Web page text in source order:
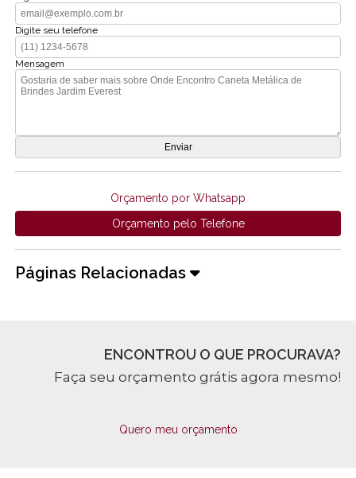
Digite seu telefone
Mensagem
Orçamento por Whatsapp
Orçamento pelo Telefone
Páginas Relacionadas
ENCONTROU O QUE PROCURAVA?
Faça seu orçamento grátis agora mesmo!
Quero meu orçamento